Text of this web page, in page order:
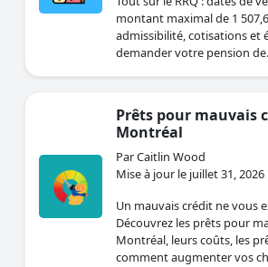
montant maximal de 1
admissibilité, cotisations et
demander votre pension
Prêts pour mauvais
Montréal
Par Caitlin Wood
Mise à jour le juillet 31, 2026
Un mauvais crédit ne vous
Découvrez les prêts pour
Montréal, leurs coûts, les
comment augmenter vos